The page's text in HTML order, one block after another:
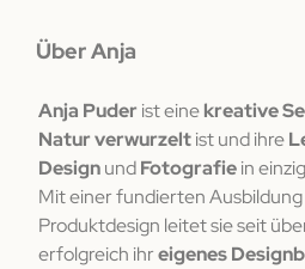
Über Anja
Anja Puderist einekreative
Natur verwurzeltist und ihre
DesignundFotografiein
Mit einer fundierten
Produktdesign leitet sie seit
erfolgreich ihreigenes